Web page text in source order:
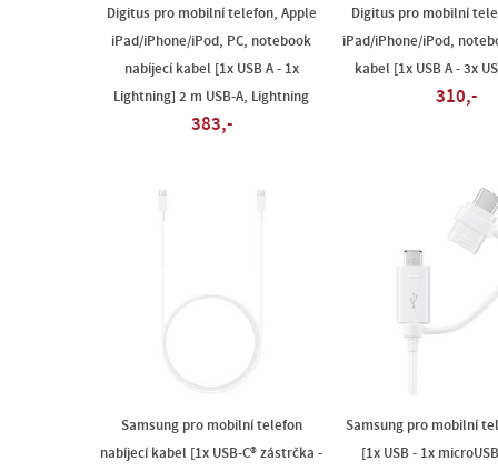
Digitus pro mobilní telefon, Apple
iPad/iPhone/iPod, PC, notebook
nabíjecí kabel [1x USB A - 1x
Lightning] 2 m USB-A, Lightning
383,-
Digitus pro mobilní
iPad/iPhone/iPod,
kabel [1x USB A - 3x
310,-
Samsung pro mobilní telefon
nabíjecí kabel [1x USB-C® zástrčka -
Samsung pro mobilní
[1x USB - 1x